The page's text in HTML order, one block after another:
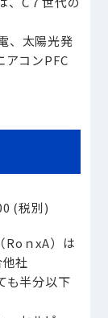
、太陽光発
コンPFC
(税別)
RoｎxA）は
社
も半分以下